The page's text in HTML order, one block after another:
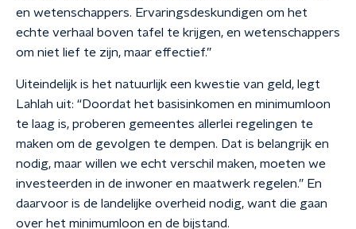
en wetenschappers. Ervaringsdeskundigen om het
echte verhaal boven tafel te krijgen, en wetenschappers
om niet lief te zijn, maar effectief.”
Uiteindelijk is het natuurlijk een kwestie van geld, legt
Lahlah uit: “Doordat het basisinkomen en minimumloon
te laag is, proberen gemeentes allerlei regelingen te
maken om de gevolgen te dempen. Dat is belangrijk en
nodig, maar willen we echt verschil maken, moeten we
investeerden in de inwoner en maatwerk regelen.” En
daarvoor is de landelijke overheid nodig, want die gaan
over het minimumloon en de bijstand.